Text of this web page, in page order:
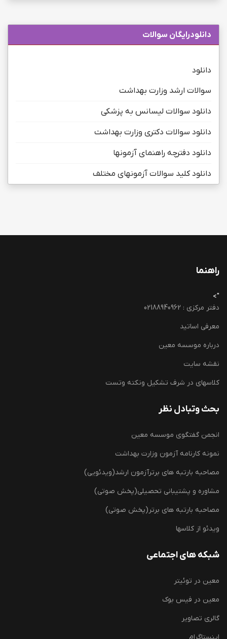
دانلودرایگان سوالات
دانلود
سوالات ارشد وزارت بهداشت
دانلود سوالات لیسانس به پزشکی
دانلود سوالات دکتری وزارت بهداشت
دانلود دفترچه راهنمای آزمونها
دانلود کلید سوالات آزمونهای مختلف
راهنما
">
دفتر مرکزی : 02188940962
معرفی اساتید
درباره موسسه معین
نقشه سایت
کلاسهای در شرف تشکیل ونکته وتست
بحث وتبادل نظر
انجمن گفتگوی موسسه معین
نمونه کارنامه آزمون وزارت بهداشت
مصاحبه بارتبه های برترآزمون ارشد(ویدئویی)
مشاوره و پشتیبانی تحصیلی(پخش صوتی)
مصاحبه بارتبه های برتر(پخش صوتی)
ویدئو از کلاسها
شبکه های اجتماعی
معین در توئیتر
معین در فیس بوک
گالری تصاویر